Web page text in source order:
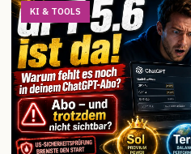
KI & TOOLS